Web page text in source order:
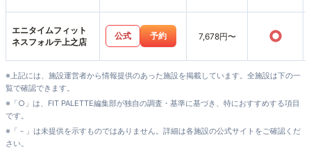
エニタイムフィット
ネスフォルテ上之店
公式 予約 7,678円〜 ○
※上記には、施設運営者から情報提供のあった施設を掲載しています。全施設は下の一
覧で確認できます。
※「○」は、FIT PALETTE編集部が独自の調査・基準に基づき、特におすすめする項目
です。
※「－」は未提供を示すものではありません。詳細は各施設の公式サイトをご確認くだ
さい。